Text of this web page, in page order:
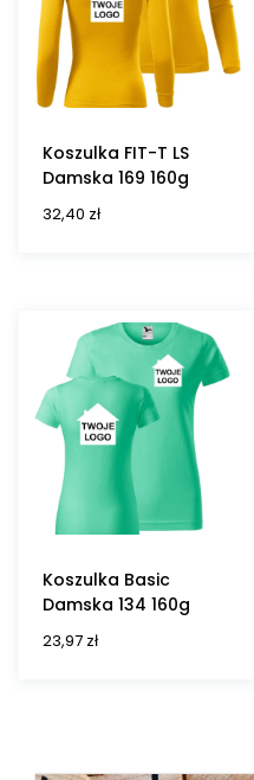
Koszulka FIT-T LS
Damska 169 160g
32,40 zł
Koszulka Basic
Damska 134 160g
23,97 zł